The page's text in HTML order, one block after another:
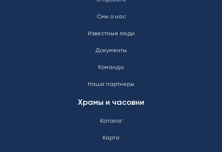
Сми о нас
Известные люди
Документы
Команда
Наши партнеры
Храмы и часовни
Каталог
Карта